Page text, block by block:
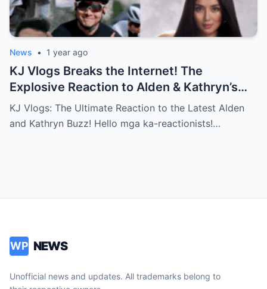
News • 1 year ago
KJ Vlogs Breaks the Internet! The
Explosive Reaction to Alden & Kathryn’s
Kilig-Filled Hand-Holding Moments You
Can’t Miss!
KJ Vlogs: The Ultimate Reaction to the Latest Alden
and Kathryn Buzz! Hello mga ka-reactionists!…
WP NEWS
Unofficial news and updates. All trademarks belong to